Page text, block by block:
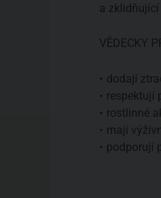
a zklidňující
VĚDECKY
dodají
respektují
rostlinné
mají
podporují